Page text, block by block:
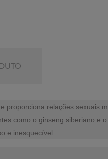
proporciona relações sexuais
como o ginseng siberiano
e inesquecível.